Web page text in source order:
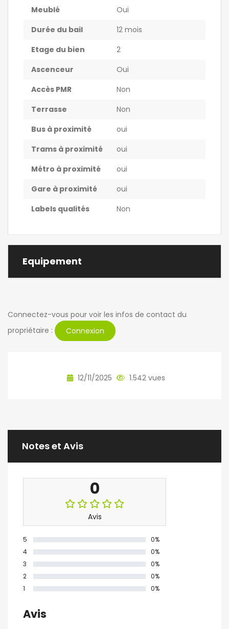
Meublé
Oui
Durée du bail
12 mois
Etage du bien
2
Ascenceur
Oui
Accès PMR
Non
Terrasse
Non
Bus à proximité
oui
Trams à proximité
oui
Métro à proximité
oui
Gare à proximité
oui
Labels qualités
Non
Equipement
Connectez-vous pour voir les infos de contact du
propriétaire :
Connexion
12/11/2025 1.542 vues
Notes et Avis
0
Avis
5
0%
4
0%
3
0%
2
0%
1
0%
Avis